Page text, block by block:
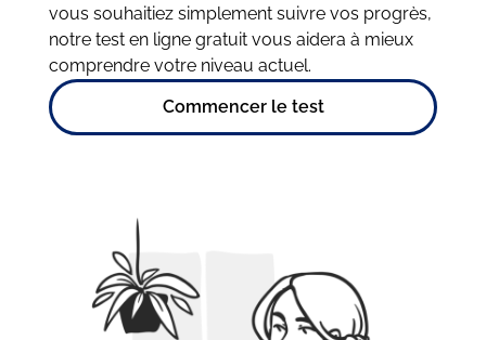
vous souhaitiez simplement suivre vos progrès,
notre test en ligne gratuit vous aidera à mieux
comprendre votre niveau actuel.
Commencer le test